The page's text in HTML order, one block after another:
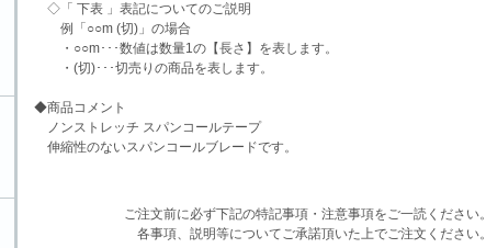
◇「 下表 」表記についてのご説明
例「○○m (切)」の場合
・○○m･･･数値は数量1の【長さ】を表します。
・(切)･･･切売りの商品を表します。
◆商品コメント
ノンストレッチ スパンコールテープ
伸縮性のないスパンコールブレードです。
ご注文前に必ず下記の特記事項・注意事項をご一読ください。
各事項、説明等についてご承諾頂いた上でご注文ください。